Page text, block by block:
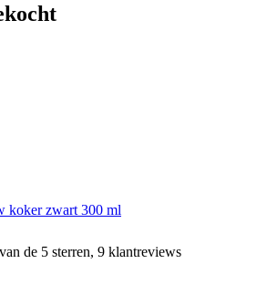
koker zwart 300 ml
de 5 sterren, 9 klantreviews